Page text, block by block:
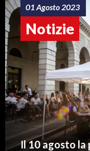
01 Agosto 2023
Notizie
Il 10 agosto